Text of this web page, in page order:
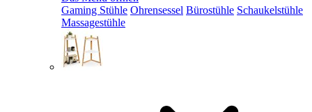
Gaming Stühle Ohrensessel Bürostühle Schaukelstühle
Massagestühle